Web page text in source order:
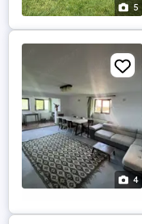
5
4